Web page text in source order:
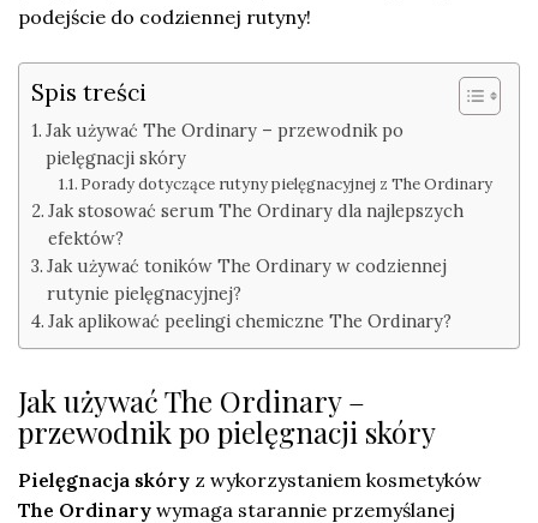
podejście do codziennej rutyny!
Spis treści
Jak używać The Ordinary – przewodnik po
pielęgnacji skóry
Porady dotyczące rutyny pielęgnacyjnej z The Ordinary
Jak stosować serum The Ordinary dla najlepszych
efektów?
Jak używać toników The Ordinary w codziennej
rutynie pielęgnacyjnej?
Jak aplikować peelingi chemiczne The Ordinary?
Jak używać The Ordinary –
przewodnik po pielęgnacji skóry
Pielęgnacja skóry z wykorzystaniem kosmetyków
The Ordinary wymaga starannie przemyślanej